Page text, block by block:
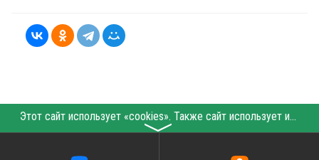
Этот сайт использует «cookies». Также сайт использует интернет-сервис для сбора технических данных касательно посетителей с целью получения маркетинговой и статистической информации. Условия обработки данных посетителей сайта см.
〉